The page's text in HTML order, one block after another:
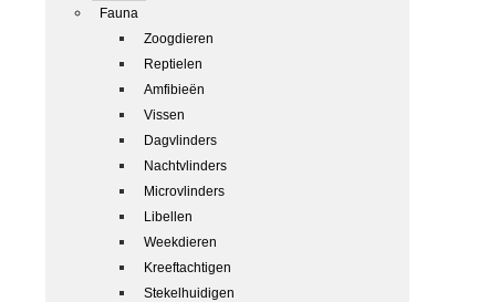
Fauna
Zoogdieren
Reptielen
Amfibieën
Vissen
Dagvlinders
Nachtvlinders
Microvlinders
Libellen
Weekdieren
Kreeftachtigen
Stekelhuidigen